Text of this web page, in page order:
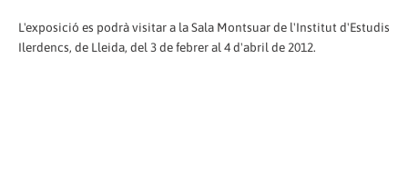
L'exposició es podrà visitar a la Sala Montsuar de l'Institut d'Estudis
Ilerdencs, de Lleida, del 3 de febrer al 4 d'abril de 2012.